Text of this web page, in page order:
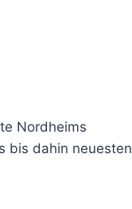
Nordheims
bis dahin neuesten